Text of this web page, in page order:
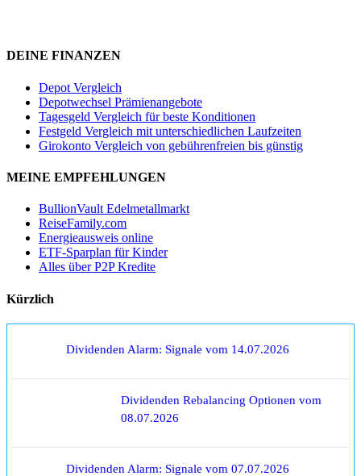
DEINE FINANZEN
Depot Vergleich
Depotwechsel Prämienangebote
Tagesgeld Vergleich für beste Konditionen
Festgeld Vergleich mit unterschiedlichen Laufzeiten
Girokonto Vergleich von gebührenfreien bis günstig
MEINE EMPFEHLUNGEN
BullionVault Edelmetallmarkt
ReiseFamily.com
Energieausweis online
ETF-Sparplan für Kinder
Alles über P2P Kredite
Kürzlich
Dividenden Alarm: Signale vom 14.07.2026
Dividenden Rebalancing Optionen vom
08.07.2026
Dividenden Alarm: Signale vom 07.07.2026